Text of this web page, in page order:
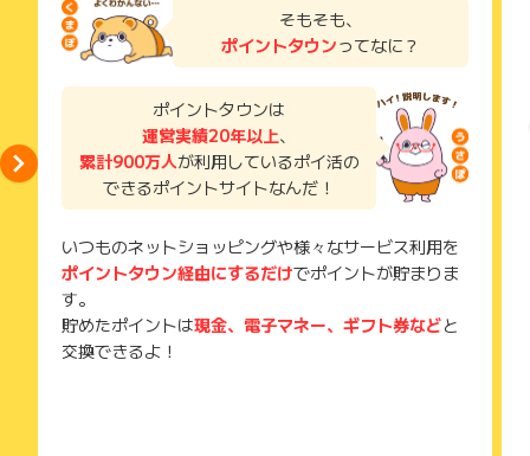
了などのメールは、ポイント獲得するまで必ず保管してくださ
獲得待ち・獲得失敗の状態でお問い合わせされる際に、該当の
メールを送っていただく場合がございます。
そのため、紛失・破棄された場合は対応いたしかねますので、
ご注意ください。
(※) SafariやChromeなどwebサイトを表示するアプリのこと
そもそも、
ポイントタウンってなに？
ポイントタウンは
運営実績20年以上、
累計900万人が利用しているポイ活の
できるポイントサイトなんだ！
いつものネットショッピングや様々なサービス利用を
ポイントタウン経由にするだけでポイントが貯まりま
す。
貯めたポイントは現金、電子マネー、ギフト券などと
交換できるよ！